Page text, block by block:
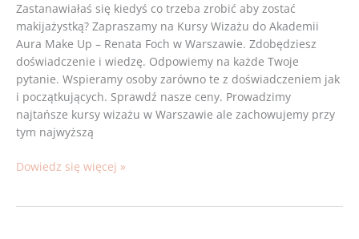
Zastanawiałaś się kiedyś co trzeba zrobić aby zostać
makijażystką? Zapraszamy na Kursy Wizażu do Akademii
Aura Make Up – Renata Foch w Warszawie. Zdobędziesz
doświadczenie i wiedzę. Odpowiemy na każde Twoje
pytanie. Wspieramy osoby zarówno te z doświadczeniem jak
i początkujących. Sprawdź nasze ceny. Prowadzimy
najtańsze kursy wizażu w Warszawie ale zachowujemy przy
tym najwyższą
Dowiedz się więcej »